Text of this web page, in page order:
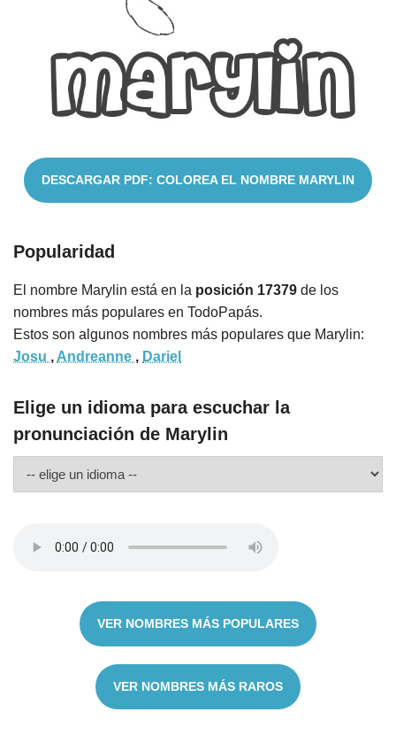
DESCARGAR PDF: COLOREA EL NOMBRE MARYLIN
Popularidad
El nombre Marylin está en la posición 17379 de los
nombres más populares en TodoPapás.
Estos son algunos nombres más populares que Marylin:
Josu , Andreanne , Dariel
Elige un idioma para escuchar la
pronunciación de Marylin
VER NOMBRES MÁS POPULARES
VER NOMBRES MÁS RAROS